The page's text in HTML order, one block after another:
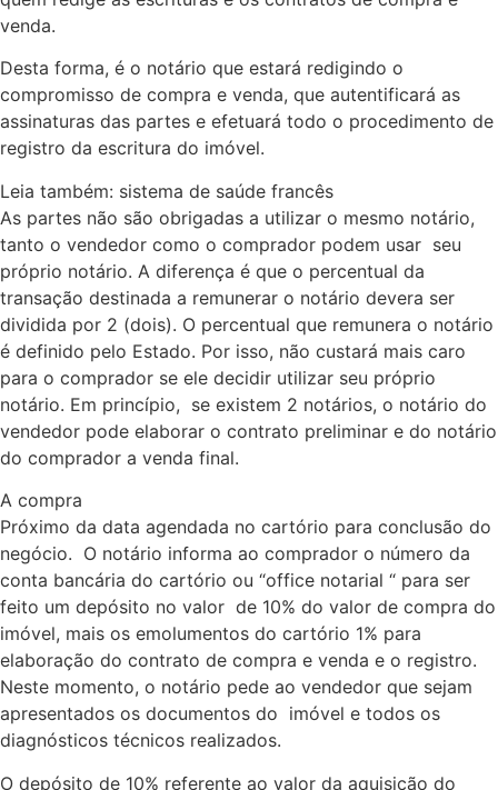
venda.
Desta forma, é o notário que estará redigindo o
compromisso de compra e venda, que autentificará as
assinaturas das partes e efetuará todo o procedimento de
registro da escritura do imóvel.
Leia também: sistema de saúde francês
As partes não são obrigadas a utilizar o mesmo notário,
tanto o vendedor como o comprador podem usar seu
próprio notário. A diferença é que o percentual da
transação destinada a remunerar o notário devera ser
dividida por 2 (dois). O percentual que remunera o notário
é definido pelo Estado. Por isso, não custará mais caro
para o comprador se ele decidir utilizar seu próprio
notário. Em princípio, se existem 2 notários, o notário do
vendedor pode elaborar o contrato preliminar e do notário
do comprador a venda final.
A compra
Próximo da data agendada no cartório para conclusão do
negócio. O notário informa ao comprador o número da
conta bancária do cartório ou “office notarial “ para ser
feito um depósito no valor de 10% do valor de compra do
imóvel, mais os emolumentos do cartório 1% para
elaboração do contrato de compra e venda e o registro.
Neste momento, o notário pede ao vendedor que sejam
apresentados os documentos do imóvel e todos os
diagnósticos técnicos realizados.
O depósito de 10% referente ao valor da aquisição do